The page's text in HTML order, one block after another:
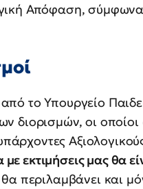
Απόφαση, σύμφωνα
το Υπουργείο
διορισμών, οι
εκτιμήσεις μας θα
περιλαμβάνει και